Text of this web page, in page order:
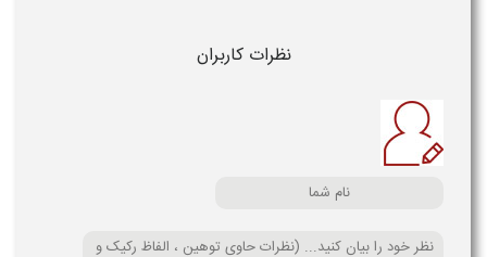
نظرات کاربران